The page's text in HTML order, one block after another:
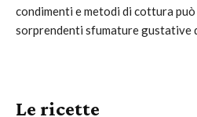
condimenti e metodi di cottura
sorprendenti sfumature gustative
Le ricette